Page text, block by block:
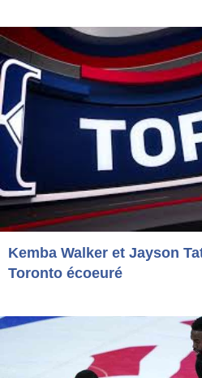
Kemba Walker et Jayson
Toronto écoeuré